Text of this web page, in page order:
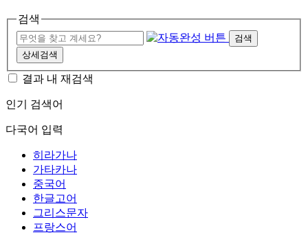
검색
검색
상세검색
결과 내 재검색
인기 검색어
다국어 입력
히라가나
가타카나
중국어
한글고어
그리스문자
프랑스어